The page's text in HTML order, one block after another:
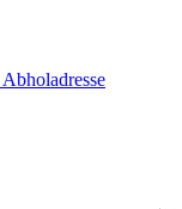
Abholadresse